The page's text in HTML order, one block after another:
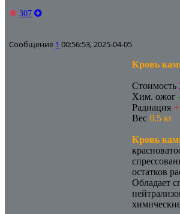
307
Сообщение 1 00:56:53, 2025-04-05
Кровь
Стоимость
Хим. ожог
Радиация
Вес0.5 кг
Кровь
остатков
Обладает